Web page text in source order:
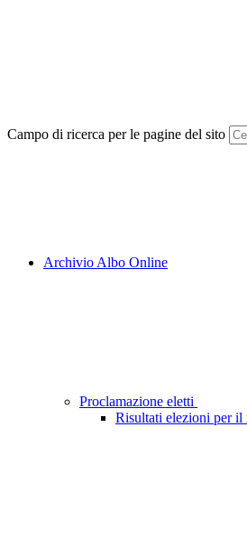
Campo di ricerca per le pagine del sito
Archivio Albo Online
Proclamazione eletti
Risultati elezioni per